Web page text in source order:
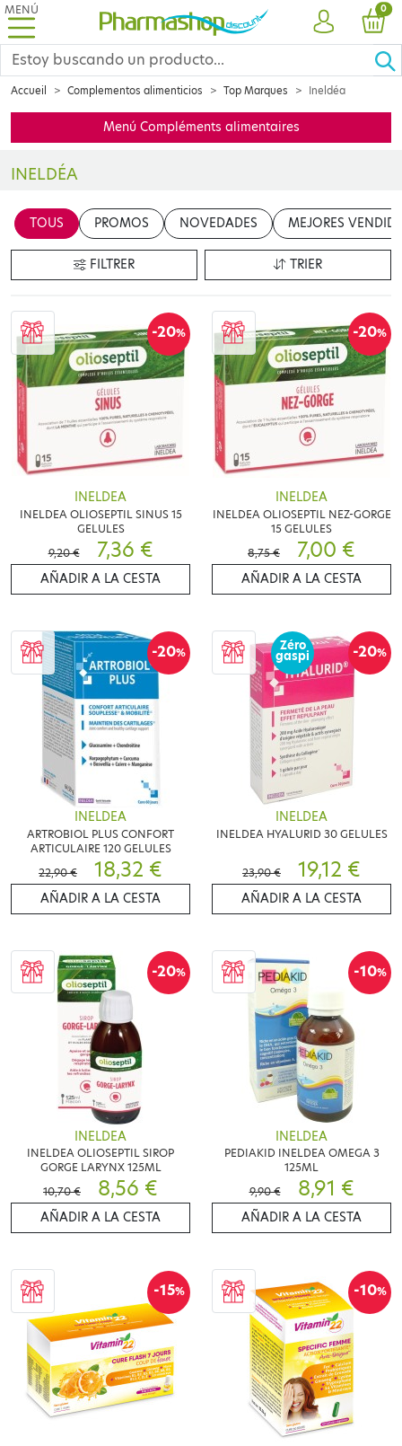
MENÚ
CUENTA
0
Accueil Complementos alimenticios Top Marques Ineldéa
Menú Compléments alimentaires
INELDÉA
en cliquant sur le bouton "Modifier le contenu"
TOUS PROMOS NOVEDADES MEJORES
FILTRER TRIER
-20%
INELDEA
INELDEA OLIOSEPTIL SINUS 15
GELULES
9,20 €
7,36 €
AÑADIR A LA CESTA
-20%
INELDEA
INELDEA OLIOSEPTIL NEZ-GORGE
15 GELULES
8,75 €
7,00 €
AÑADIR A LA CESTA
-20%
INELDEA
ARTROBIOL PLUS CONFORT
ARTICULAIRE 120 GELULES
22,90 €
18,32 €
AÑADIR A LA CESTA
-20%
Zéro
gaspi
INELDEA
INELDEA HYALURID 30 GELULES
23,90 € 19,12 €
AÑADIR A LA CESTA
-20%
INELDEA
INELDEA OLIOSEPTIL SIROP
GORGE LARYNX 125ML
10,70 €
8,56 €
AÑADIR A LA CESTA
-10%
INELDEA
PEDIAKID INELDEA OMEGA 3
125ML
9,90 €
8,91 €
AÑADIR A LA CESTA
-15% -10%